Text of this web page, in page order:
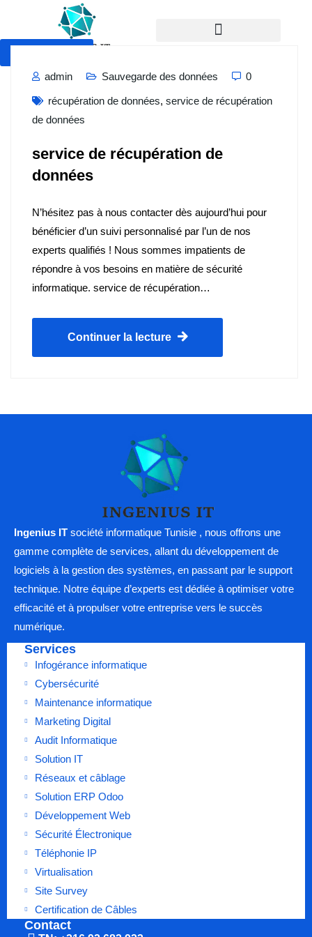
admin
Sauvegarde des données 0
récupération de données, service de récupération
de données
service de récupération de
données
N’hésitez pas à nous contacter dès aujourd’hui pour
bénéficier d’un suivi personnalisé par l’un de nos
experts qualifiés ! Nous sommes impatients de
répondre à vos besoins en matière de sécurité
informatique. service de récupération…
Continuer la lecture
Ingenius IT société informatique Tunisie , nous offrons une
gamme complète de services, allant du développement de
logiciels à la gestion des systèmes, en passant par le support
technique. Notre équipe d’experts est dédiée à optimiser votre
efficacité et à propulser votre entreprise vers le succès
numérique.
Services
Infogérance informatique
Cybersécurité
Maintenance informatique
Marketing Digital
Audit Informatique
Solution IT
Réseaux et câblage
Solution ERP Odoo
Développement Web
Sécurité Électronique
Téléphonie IP
Virtualisation
Site Survey
Certification de Câbles
Contact